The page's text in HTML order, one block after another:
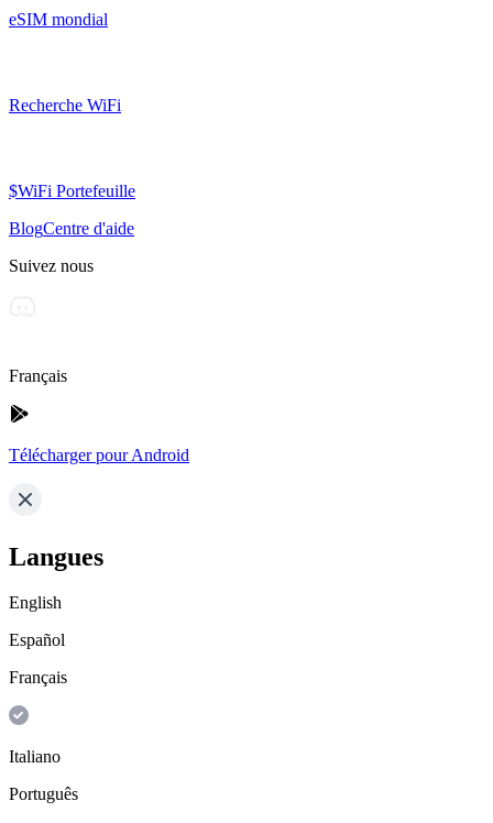
eSIM mondial
Recherche WiFi
$WiFi Portefeuille
BlogCentre d'aide
Suivez nous
Français
Télécharger pour Android
Langues
English
Español
Français
Italiano
Português